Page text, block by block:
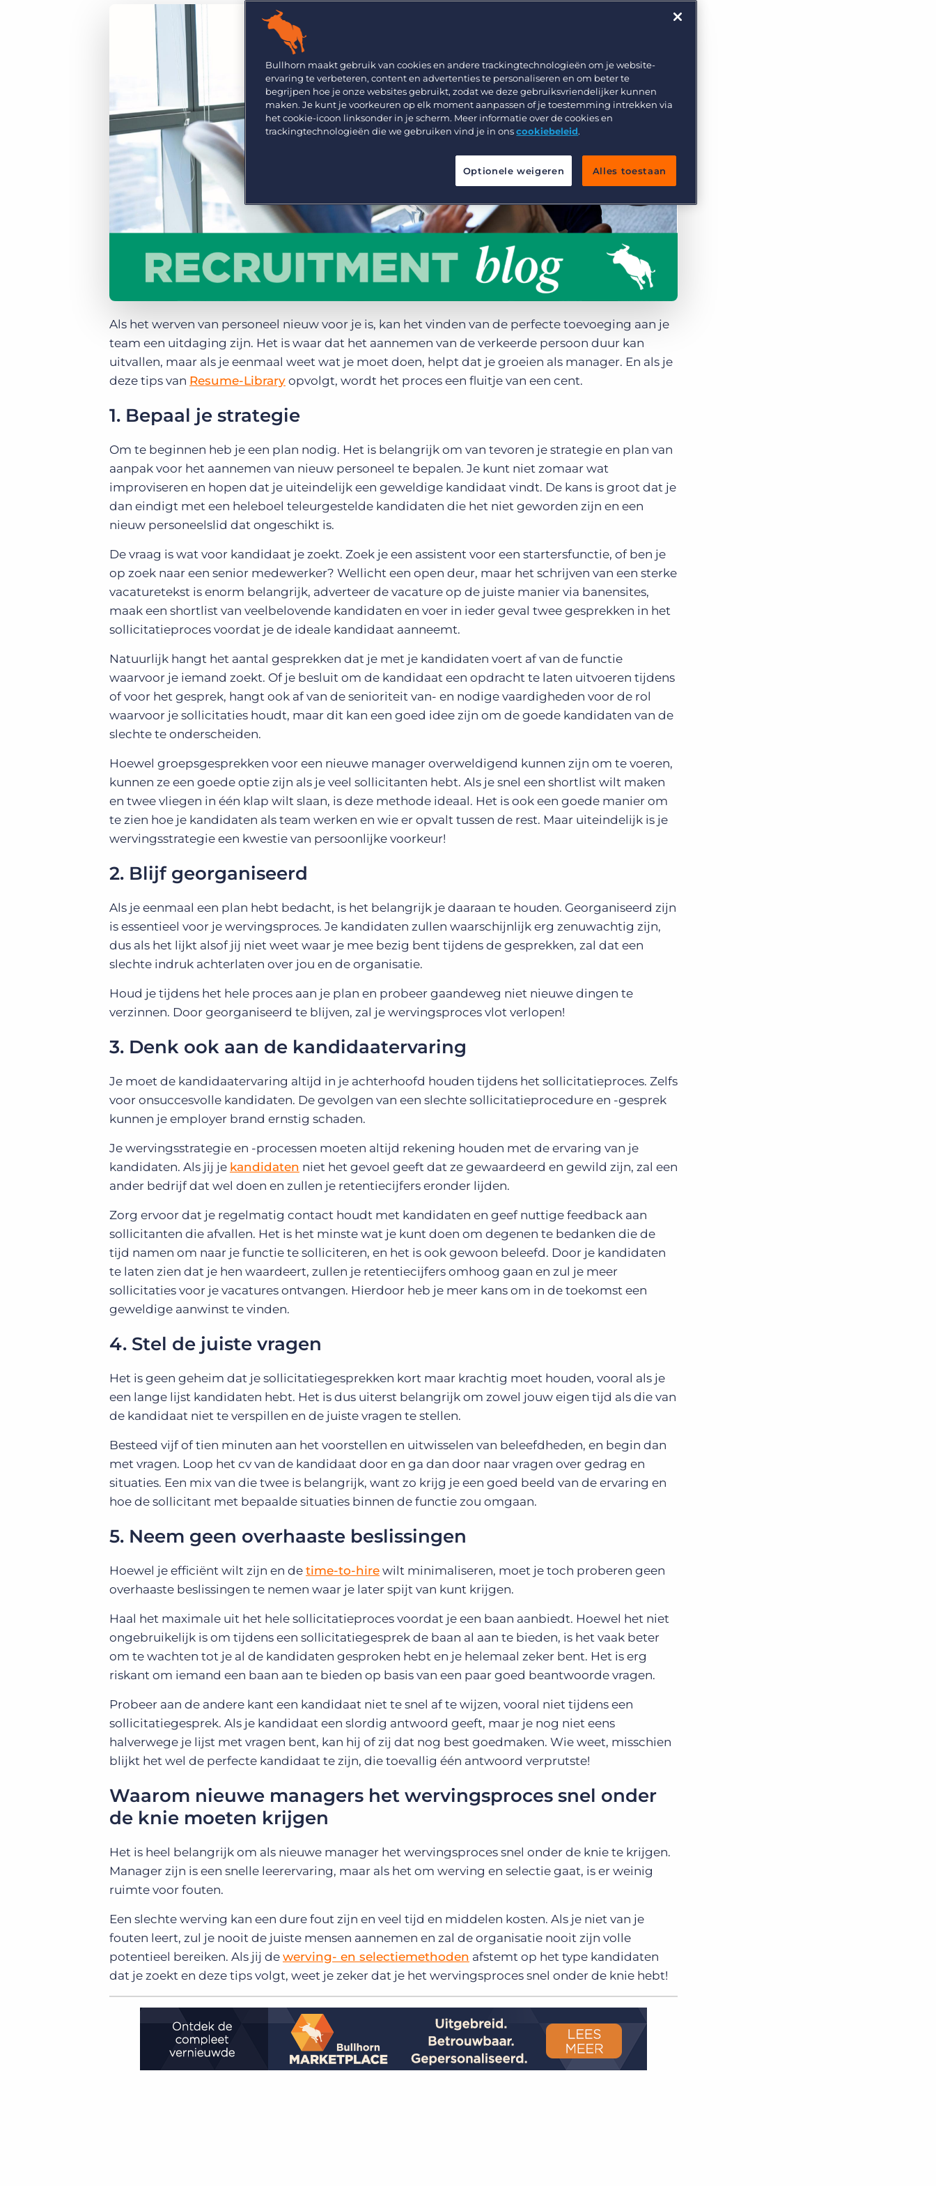
Bullhorn Recruitment Cloud
Werving & Selectie
Executive Search
Ontdek wat recruiters vinden van de nieuwste
trends op het gebied van werving en selectie.
Developer & API Documentatie
Kies uit een breed aanbod aan oplossingen om je
bedrijfsresultaat te maximaliseren.
Ontdek hoe we de groei in het hele recruitment
technologie ecosysteem versnellen.
Als het werven van personeel nieuw voor je is, kan het vinden van de perfecte toevoeging aan je
team een uitdaging zijn. Het is waar dat het aannemen van de verkeerde persoon duur kan
uitvallen, maar als je eenmaal weet wat je moet doen, helpt dat je groeien als manager. En als je
deze tips van Resume-Library opvolgt, wordt het proces een fluitje van een cent.
1. Bepaal je strategie
Om te beginnen heb je een plan nodig. Het is belangrijk om van tevoren je strategie en plan van
aanpak voor het aannemen van nieuw personeel te bepalen. Je kunt niet zomaar wat
improviseren en hopen dat je uiteindelijk een geweldige kandidaat vindt. De kans is groot dat je
dan eindigt met een heleboel teleurgestelde kandidaten die het niet geworden zijn en een
nieuw personeelslid dat ongeschikt is.
De vraag is wat voor kandidaat je zoekt. Zoek je een assistent voor een startersfunctie, of ben je
op zoek naar een senior medewerker? Wellicht een open deur, maar het schrijven van een sterke
vacaturetekst is enorm belangrijk, adverteer de vacature op de juiste manier via banensites,
maak een shortlist van veelbelovende kandidaten en voer in ieder geval twee gesprekken in het
sollicitatieproces voordat je de ideale kandidaat aanneemt.
Natuurlijk hangt het aantal gesprekken dat je met je kandidaten voert af van de functie
waarvoor je iemand zoekt. Of je besluit om de kandidaat een opdracht te laten uitvoeren tijdens
of voor het gesprek, hangt ook af van de senioriteit van- en nodige vaardigheden voor de rol
waarvoor je sollicitaties houdt, maar dit kan een goed idee zijn om de goede kandidaten van de
slechte te onderscheiden.
Hoewel groepsgesprekken voor een nieuwe manager overweldigend kunnen zijn om te voeren,
kunnen ze een goede optie zijn als je veel sollicitanten hebt. Als je snel een shortlist wilt maken
en twee vliegen in één klap wilt slaan, is deze methode ideaal. Het is ook een goede manier om
te zien hoe je kandidaten als team werken en wie er opvalt tussen de rest. Maar uiteindelijk is je
wervingsstrategie een kwestie van persoonlijke voorkeur!
2. Blijf georganiseerd
Als je eenmaal een plan hebt bedacht, is het belangrijk je daaraan te houden. Georganiseerd zijn
is essentieel voor je wervingsproces. Je kandidaten zullen waarschijnlijk erg zenuwachtig zijn,
dus als het lijkt alsof jij niet weet waar je mee bezig bent tijdens de gesprekken, zal dat een
slechte indruk achterlaten over jou en de organisatie.
Houd je tijdens het hele proces aan je plan en probeer gaandeweg niet nieuwe dingen te
verzinnen. Door georganiseerd te blijven, zal je wervingsproces vlot verlopen!
3. Denk ook aan de kandidaatervaring
Je moet de kandidaatervaring altijd in je achterhoofd houden tijdens het sollicitatieproces. Zelfs
voor onsuccesvolle kandidaten. De gevolgen van een slechte sollicitatieprocedure en -gesprek
kunnen je employer brand ernstig schaden.
Je wervingsstrategie en -processen moeten altijd rekening houden met de ervaring van je
kandidaten. Als jij je kandidaten niet het gevoel geeft dat ze gewaardeerd en gewild zijn, zal een
ander bedrijf dat wel doen en zullen je retentiecijfers eronder lijden.
Zorg ervoor dat je regelmatig contact houdt met kandidaten en geef nuttige feedback aan
sollicitanten die afvallen. Het is het minste wat je kunt doen om degenen te bedanken die de
tijd namen om naar je functie te solliciteren, en het is ook gewoon beleefd. Door je kandidaten
te laten zien dat je hen waardeert, zullen je retentiecijfers omhoog gaan en zul je meer
sollicitaties voor je vacatures ontvangen. Hierdoor heb je meer kans om in de toekomst een
geweldige aanwinst te vinden.
4. Stel de juiste vragen
Het is geen geheim dat je sollicitatiegesprekken kort maar krachtig moet houden, vooral als je
een lange lijst kandidaten hebt. Het is dus uiterst belangrijk om zowel jouw eigen tijd als die van
de kandidaat niet te verspillen en de juiste vragen te stellen.
Besteed vijf of tien minuten aan het voorstellen en uitwisselen van beleefdheden, en begin dan
met vragen. Loop het cv van de kandidaat door en ga dan door naar vragen over gedrag en
situaties. Een mix van die twee is belangrijk, want zo krijg je een goed beeld van de ervaring en
hoe de sollicitant met bepaalde situaties binnen de functie zou omgaan.
5. Neem geen overhaaste beslissingen
Hoewel je efficiënt wilt zijn en de time-to-hire wilt minimaliseren, moet je toch proberen geen
overhaaste beslissingen te nemen waar je later spijt van kunt krijgen.
Haal het maximale uit het hele sollicitatieproces voordat je een baan aanbiedt. Hoewel het niet
ongebruikelijk is om tijdens een sollicitatiegesprek de baan al aan te bieden, is het vaak beter
om te wachten tot je al de kandidaten gesproken hebt en je helemaal zeker bent. Het is erg
riskant om iemand een baan aan te bieden op basis van een paar goed beantwoorde vragen.
Probeer aan de andere kant een kandidaat niet te snel af te wijzen, vooral niet tijdens een
sollicitatiegesprek. Als je kandidaat een slordig antwoord geeft, maar je nog niet eens
halverwege je lijst met vragen bent, kan hij of zij dat nog best goedmaken. Wie weet, misschien
blijkt het wel de perfecte kandidaat te zijn, die toevallig één antwoord verprutste!
Waarom nieuwe managers het wervingsproces snel onder
de knie moeten krijgen
Het is heel belangrijk om als nieuwe manager het wervingsproces snel onder de knie te krijgen.
Manager zijn is een snelle leerervaring, maar als het om werving en selectie gaat, is er weinig
ruimte voor fouten.
Een slechte werving kan een dure fout zijn en veel tijd en middelen kosten. Als je niet van je
fouten leert, zul je nooit de juiste mensen aannemen en zal de organisatie nooit zijn volle
potentieel bereiken. Als jij de werving- en selectiemethoden afstemt op het type kandidaten
dat je zoekt en deze tips volgt, weet je zeker dat je het wervingsproces snel onder de knie hebt!
Bullhorn maakt gebruik van cookies en andere trackingtechnologieën om je website-
ervaring te verbeteren, content en advertenties te personaliseren en om beter te
begrijpen hoe je onze websites gebruikt, zodat we deze gebruiksvriendelijker kunnen
maken. Je kunt je voorkeuren op elk moment aanpassen of je toestemming intrekken via
het cookie-icoon linksonder in je scherm. Meer informatie over de cookies en
trackingtechnologieën die we gebruiken vind je in onscookiebeleid.
Optionele weigeren Alles toestaan